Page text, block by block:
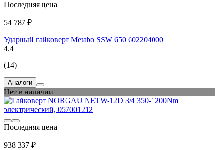
Последняя цена
54 787 ₽
Ударный гайковерт Metabo SSW 650 602204000
4.4
(14)
Аналоги
Нет в наличии
Последняя цена
938 337 ₽